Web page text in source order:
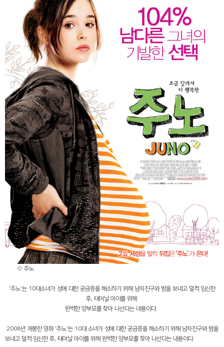
◇ 주노
'주노'는10대소녀가 성에 대한 궁금증을 해소하기 위해 남자친구와 밤을 보내고 덜컥 임신한
후, 태어날 아이를 위해
완벽한 양부모를 찾아 나선다는 내용이다.
2008년 개봉한 영화'주노'는 10대 소녀가 성에 대한 궁금증을 해소하기 위해 남자친구와 밤을
보내고 덜컥 임신한 후, 태어날 아이를 위해 완벽한 양부모를 찾아 나선다는 내용이다.